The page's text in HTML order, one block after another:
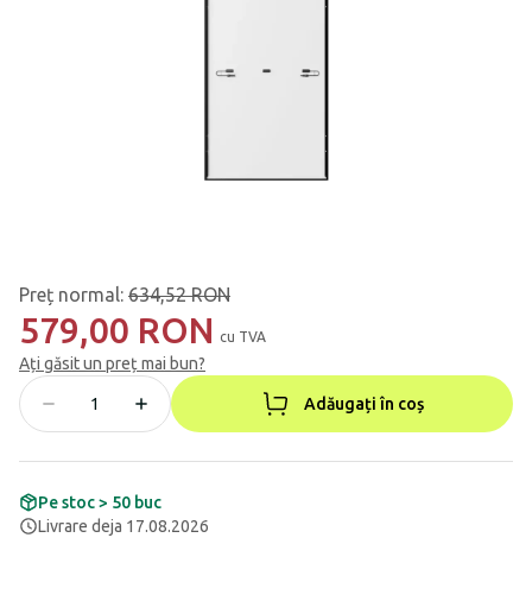
Preț normal: 634,52 RON
579,00 RON cu TVA
Ați găsit un preț mai bun?
Adăugați în coș
Pe stoc > 50 buc
Livrare deja 17.08.2026